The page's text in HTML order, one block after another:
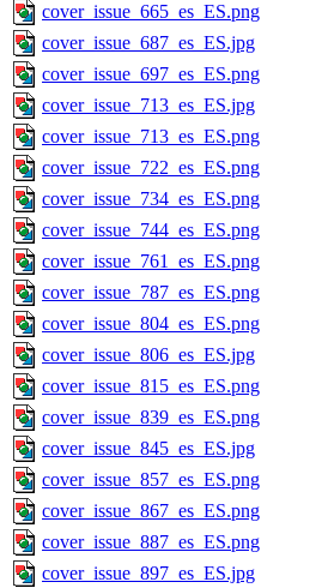
cover_issue_665_es_ES.png
cover_issue_687_es_ES.jpg
cover_issue_697_es_ES.png
cover_issue_713_es_ES.jpg
cover_issue_713_es_ES.png
cover_issue_722_es_ES.png
cover_issue_734_es_ES.png
cover_issue_744_es_ES.png
cover_issue_761_es_ES.png
cover_issue_787_es_ES.png
cover_issue_804_es_ES.png
cover_issue_806_es_ES.jpg
cover_issue_815_es_ES.png
cover_issue_839_es_ES.png
cover_issue_845_es_ES.jpg
cover_issue_857_es_ES.png
cover_issue_867_es_ES.png
cover_issue_887_es_ES.png
cover_issue_897_es_ES.jpg